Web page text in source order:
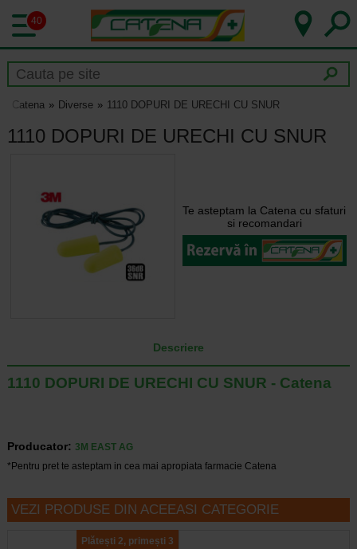
40
Catena Diverse 1110 DOPURI DE URECHI CU SNUR
1110 DOPURI DE URECHI CU SNUR
Te asteptam la Catena cu sfaturi
si recomandari
Descriere
1110 DOPURI DE URECHI CU SNUR - Catena
Producator: 3M EAST AG
*Pentru pret te asteptam in cea mai apropiata farmacie Catena
VEZI PRODUSE DIN ACEEASI CATEGORIE
Plătești 2, primești 3